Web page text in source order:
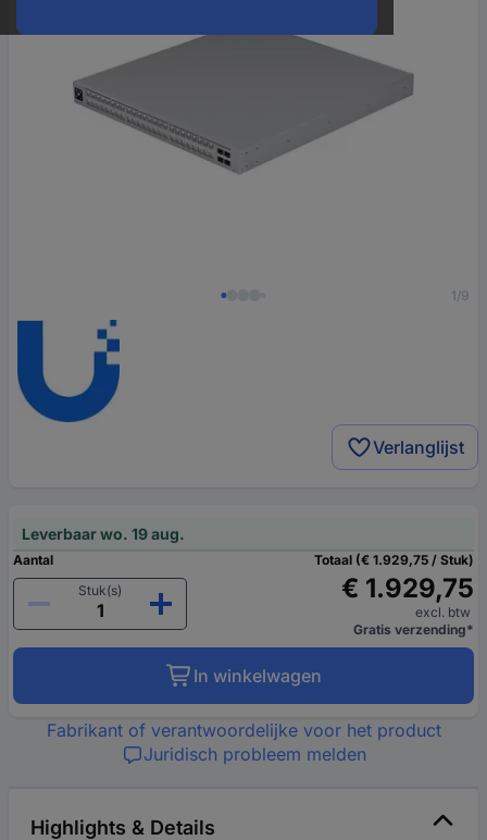
1/9
Verlanglijst
Leverbaar wo. 19 aug.
Aantal
Stuk(s)
Totaal (€ 1.929,75 / Stuk)
€ 1.929,75
excl. btw
Gratis verzending*
In winkelwagen
Fabrikant of verantwoordelijke voor het product
Juridisch probleem melden
Highlights & Details